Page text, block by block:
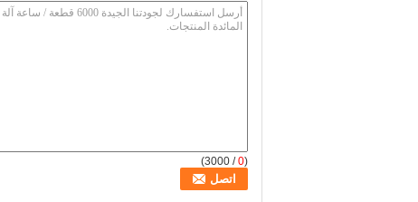
(
0
/ 3000)